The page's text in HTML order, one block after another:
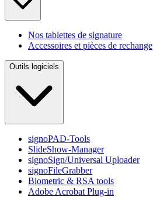
Nos tablettes de signature
Accessoires et pièces de rechange
Outils logiciels
signoPAD-Tools
SlideShow-Manager
signoSign/Universal Uploader
signoFileGrabber
Biometric & RSA tools
Adobe Acrobat Plug-in